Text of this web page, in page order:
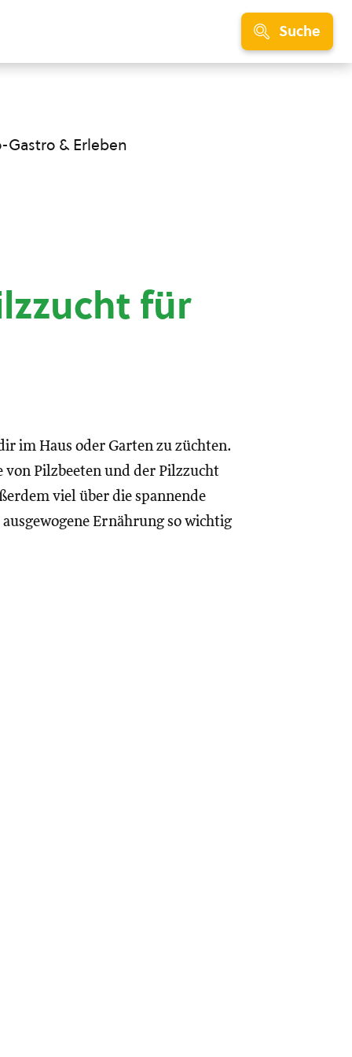
Suche
Gastro & Erleben
für
im Haus oder Garten zu züchten.
Pilzbeeten und der Pilzzucht
viel über die spannende
Ernährung so wichtig